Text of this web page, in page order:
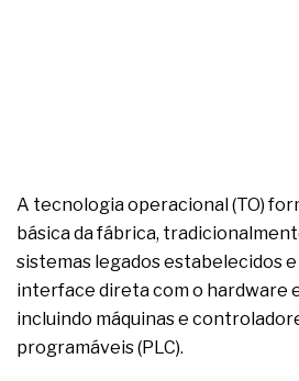
A tecnologia operacional (TO)
básica da fábrica,
sistemas legados estabelecidos
interface direta com o hardware
incluindo máquinas e
programáveis (PLC).